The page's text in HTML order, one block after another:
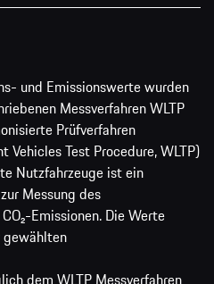
und Emissionswerte wurden
Messverfahren WLTP
Prüfverfahren
Test Procedure, WLTP)
Nutzfahrzeuge ist ein
Messung des
Emissionen. Die Werte